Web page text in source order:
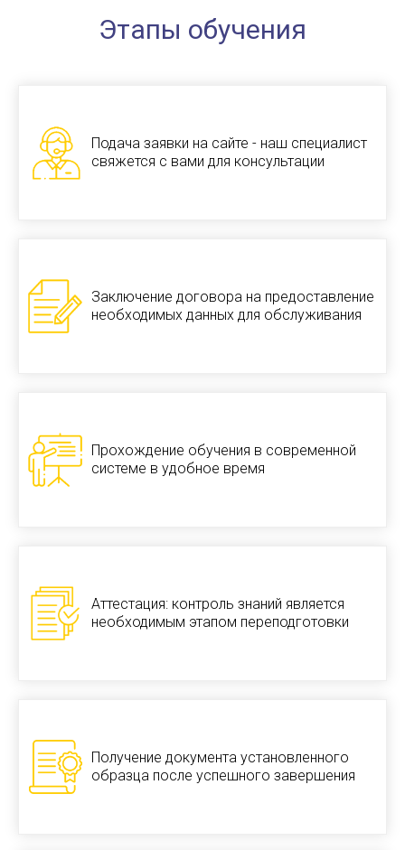
Этапы обучения
Подача заявки на сайте - наш специалист
свяжется с вами для консультации
Заключение договора на предоставление
необходимых данных для обслуживания
Прохождение обучения в современной
системе в удобное время
Аттестация: контроль знаний является
необходимым этапом переподготовки
Получение документа установленного
образца после успешного завершения